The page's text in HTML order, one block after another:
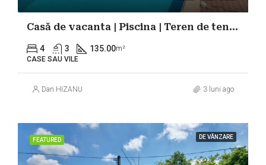
Casă de vacanta | Piscina | Teren de tenis | Lac Belciugatele
4 3 135.00m²
CASE SAU VILE
Dan HIZANU 3 luni ago
FEATURED DE VÂNZARE